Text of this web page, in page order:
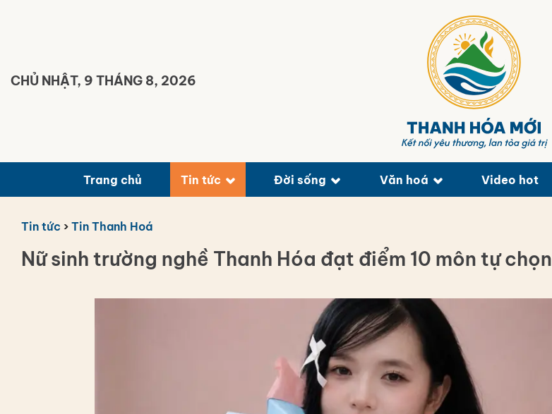
CHỦ NHẬT, 9 THÁNG 8, 2026
Trang chủ Tin tức Đời sống Văn hoá Video hot
Tin tức › Tin Thanh Hoá
Nữ sinh trường nghề Thanh Hóa đạt điểm 10 môn tự chọn